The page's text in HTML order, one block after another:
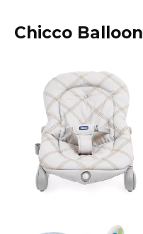
Chicco Balloon